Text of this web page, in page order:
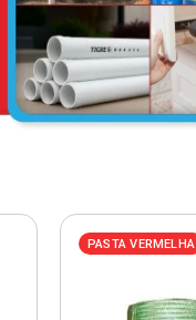
PASTA VERMELHA